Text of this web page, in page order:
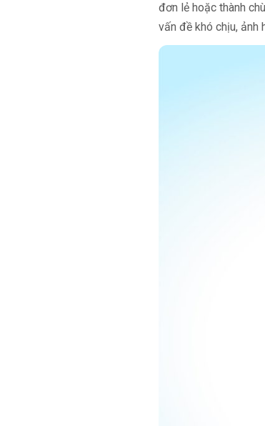
đơn lẻ hoặc thành
vấn đề khó chịu, ảnh